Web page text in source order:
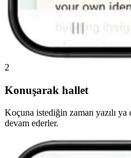
2
Konuşarak hallet
Koçuna istediğin zaman yazılı ya
devam ederler.